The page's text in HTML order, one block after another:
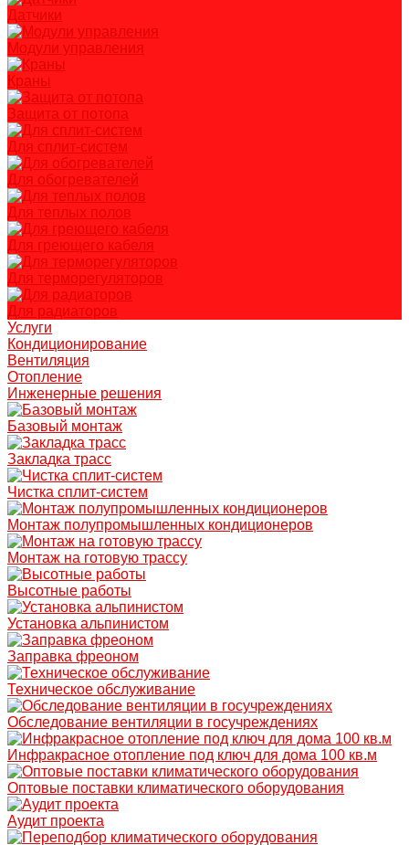
Датчики
Модули управления
Краны
Защита от потопа
Для сплит-систем
Для обогревателей
Для теплых полов
Для греющего кабеля
Для терморегуляторов
Для радиаторов
Услуги
Кондиционирование
Вентиляция
Отопление
Инженерные решения
Базовый монтаж
Закладка трасс
Чистка сплит-систем
Монтаж полупромышленных кондиционеров
Монтаж на готовую трассу
Высотные работы
Установка альпинистом
Заправка фреоном
Техническое обслуживание
Обследование вентиляции в госучреждениях
Инфракрасное отопление под ключ для дома 100 кв.м
Оптовые поставки климатического оборудования
Аудит проекта